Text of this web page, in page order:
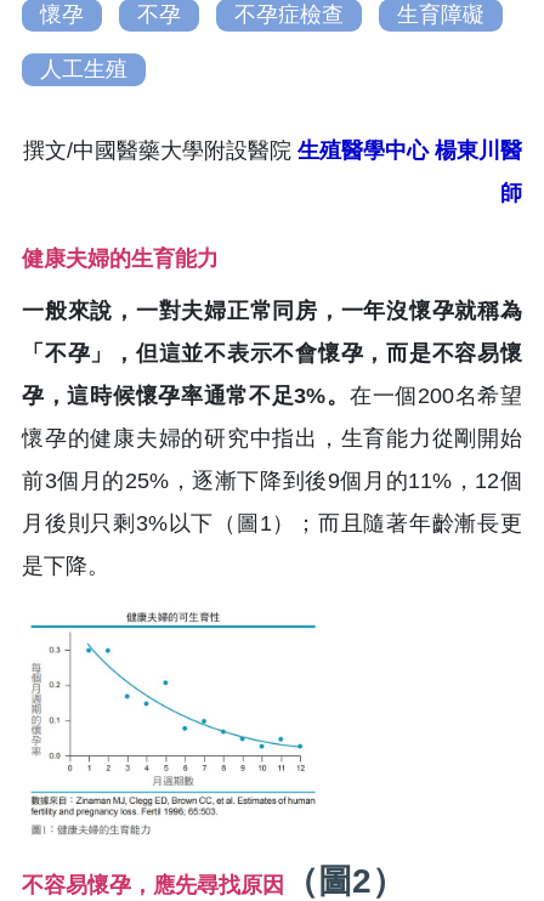
懷孕 不孕 不孕症檢查 生育障礙
人工生殖
撰文/中國醫藥大學附設醫院 生殖醫學中心 楊東川醫
師
健康夫婦的生育能力
一般來說，一對夫婦正常同房，一年沒懷孕就稱為
「不孕」，但這並不表示不會懷孕，而是不容易懷
孕，這時候懷孕率通常不足3%。 在一個200名希望
懷孕的健康夫婦的研究中指出，生育能力從剛開始
前3個月的25%，逐漸下降到後9個月的11%，12個
月後則只剩3%以下（圖1）；而且隨著年齡漸長更
是下降。
不容易懷孕，應先尋找原因 （圖2）